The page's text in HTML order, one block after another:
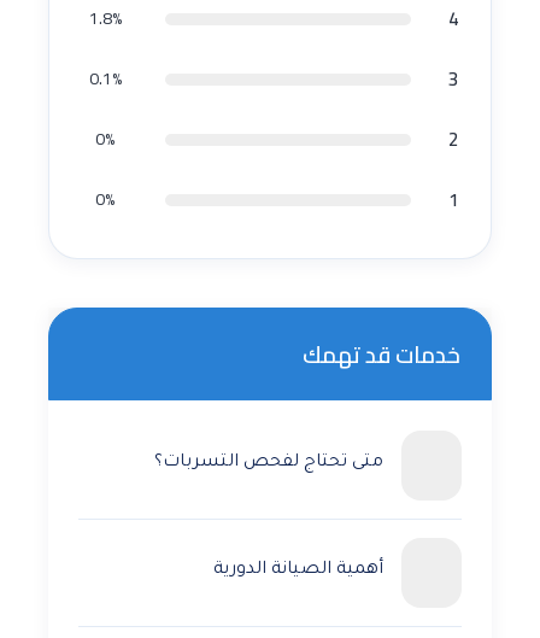
4
1.8%
3
0.1%
2
0%
1
0%
خدمات قد تهمك
متى تحتاج لفحص التسربات؟
أهمية الصيانة الدورية